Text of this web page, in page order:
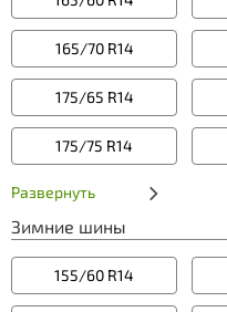
165/70 R14
175/65 R14
175/75 R14
Развернуть
Зимние шины
155/60 R14